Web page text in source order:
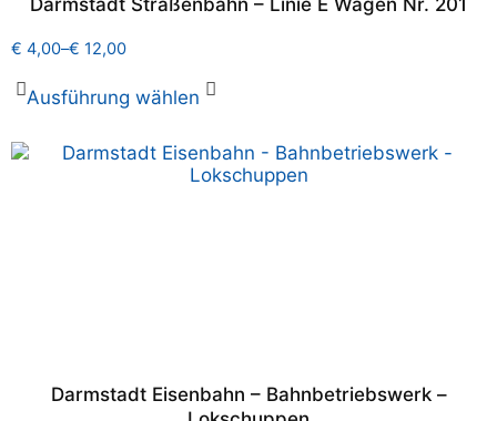
Darmstadt Straßenbahn – Linie E Wagen Nr. 201
€ 4,00–€ 12,00
Ausführung wählen
Darmstadt Eisenbahn – Bahnbetriebswerk –